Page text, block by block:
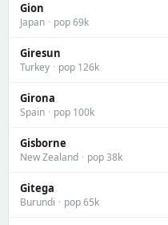
Gion
Japan · pop 69k
Giresun
Turkey · pop 126k
Girona
Spain · pop 100k
Gisborne
New Zealand · pop 38k
Gitega
Burundi · pop 65k